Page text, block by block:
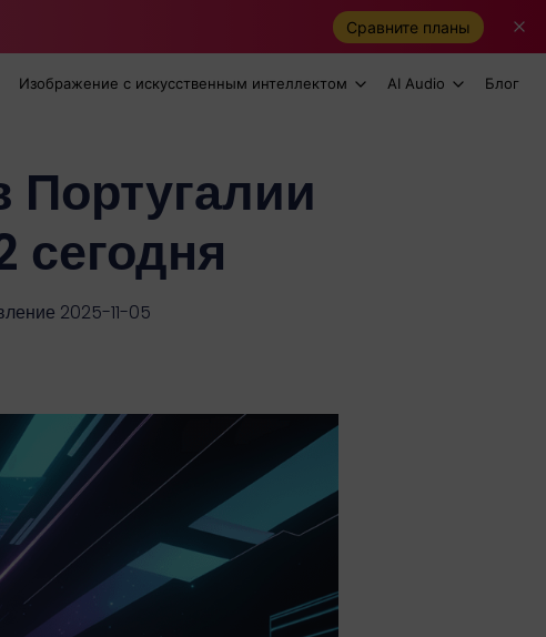
Сравните планы
Изображение с искусственным интеллектом AI Audio Блог
Португалии
сегодня
2025-11-05